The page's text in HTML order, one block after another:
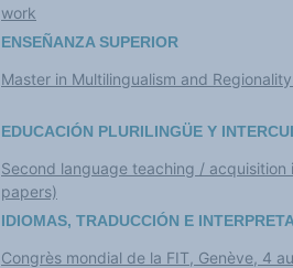
work
ENSEÑANZA SUPERIOR
Master in Multilingualism and
EDUCACIÓN PLURILINGÜE Y
Second language teaching /
papers)
IDIOMAS, TRADUCCIÓN E
Congrès mondial de la FIT, Genève, 4